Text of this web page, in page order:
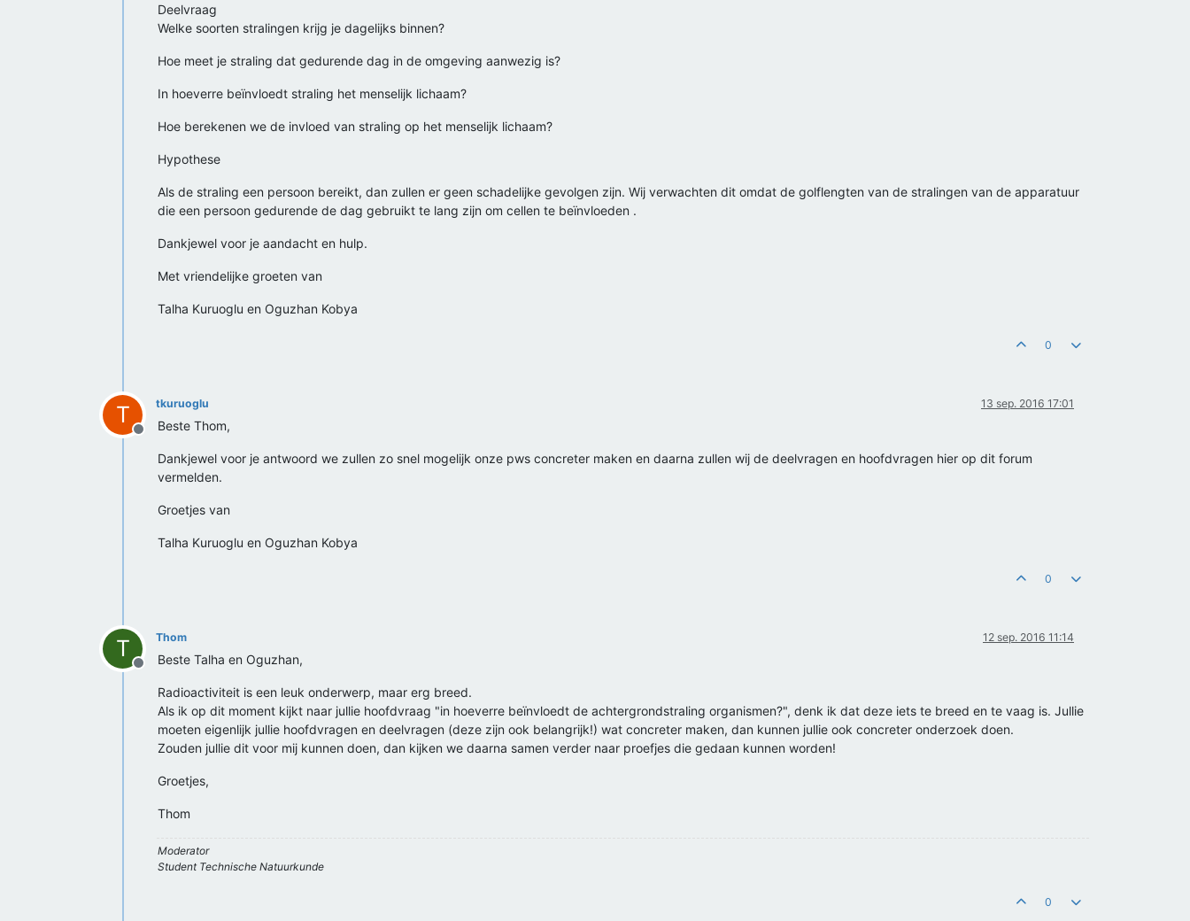
Deelvraag
Welke soorten stralingen krijg je dagelijks binnen?
Hoe meet je straling dat gedurende dag in de omgeving aanwezig is?
In hoeverre beïnvloedt straling het menselijk lichaam?
Hoe berekenen we de invloed van straling op het menselijk lichaam?
Hypothese
Als de straling een persoon bereikt, dan zullen er geen schadelijke gevolgen zijn. Wij verwachten dit omdat de golflengten van de stralingen van de apparatuur
die een persoon gedurende de dag gebruikt te lang zijn om cellen te beïnvloeden .
Dankjewel voor je aandacht en hulp.
Met vriendelijke groeten van
Talha Kuruoglu en Oguzhan Kobya
0
T
Offline
tkuruoglu 13 sep. 2016 17:01
Beste Thom,
Dankjewel voor je antwoord we zullen zo snel mogelijk onze pws concreter maken en daarna zullen wij de deelvragen en hoofdvragen hier op dit forum
vermelden.
Groetjes van
Talha Kuruoglu en Oguzhan Kobya
0
T
Offline
Thom 12 sep. 2016 11:14
Beste Talha en Oguzhan,
Radioactiviteit is een leuk onderwerp, maar erg breed.
Als ik op dit moment kijkt naar jullie hoofdvraag "in hoeverre beïnvloedt de achtergrondstraling organismen?", denk ik dat deze iets te breed en te vaag is. Jullie
moeten eigenlijk jullie hoofdvragen en deelvragen (deze zijn ook belangrijk!) wat concreter maken, dan kunnen jullie ook concreter onderzoek doen.
Zouden jullie dit voor mij kunnen doen, dan kijken we daarna samen verder naar proefjes die gedaan kunnen worden!
Groetjes,
Thom
Moderator
Student Technische Natuurkunde
0